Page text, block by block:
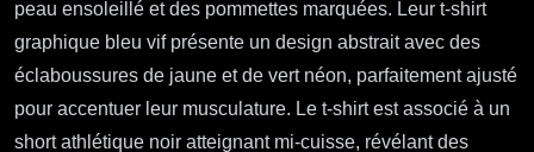
peau ensoleillé et des pommettes marquées. Leur t-shirt
graphique bleu vif présente un design abstrait avec des
éclaboussures de jaune et de vert néon, parfaitement ajusté
pour accentuer leur musculature. Le t-shirt est associé à un
short athlétique noir atteignant mi-cuisse, révélant des